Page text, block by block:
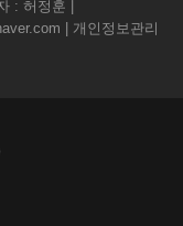
: 허정훈 |
| 개인정보관리